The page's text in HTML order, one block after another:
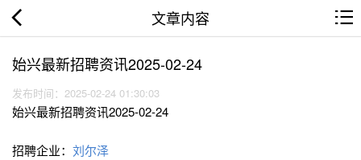
文章内容
始兴最新招聘资讯2025-02-24
发布时间：2025-02-24 01:30:03
始兴最新招聘资讯2025-02-24
招聘企业： 刘尔泽